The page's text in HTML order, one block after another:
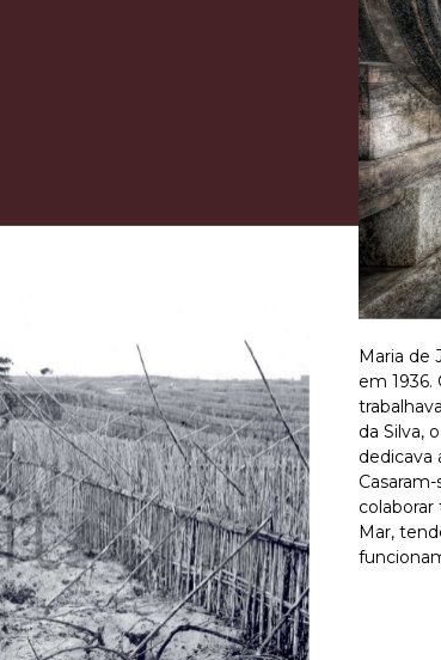
Maria de
em 1936.
da Silva,
dedicava
Mar,